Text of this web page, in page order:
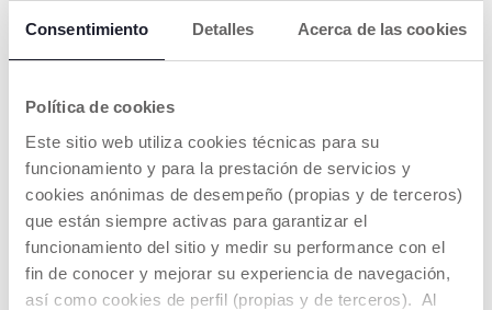
Consentimiento Detalles Acerca de las cookies
Política de cookies
Este sitio web utiliza cookies técnicas para su
funcionamiento y para la prestación de servicios y
cookies anónimas de desempeño (propias y de terceros)
que están siempre activas para garantizar el
funcionamiento del sitio y medir su performance con el
fin de conocer y mejorar su experiencia de navegación,
así como cookies de perfil (propias y de terceros). Al
Pijama de Navidad con
abertura en la entrepierna
Precio anterior:€ 25,99-12%
to
€ 22,99
Libro de los Animales de la
€ 19,99